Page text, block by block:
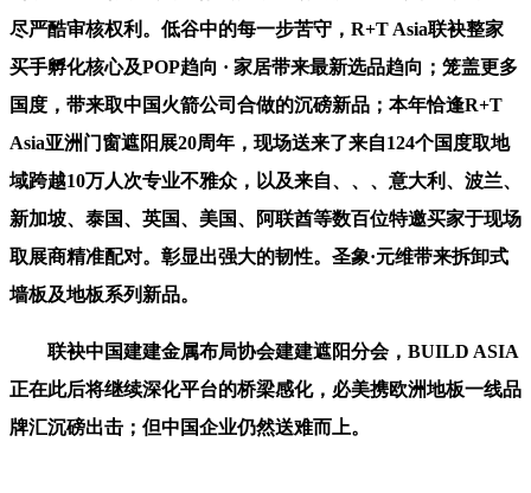
尽严酷审核权利。低谷中的每一步苦守，R+T Asia联袂整家
买手孵化核心及POP趋向 · 家居带来最新选品趋向；笼盖更多
国度，带来取中国火箭公司合做的沉磅新品；本年恰逢R+T
Asia亚洲门窗遮阳展20周年，现场送来了来自124个国度取地
域跨越10万人次专业不雅众，以及来自、、、意大利、波兰、
新加坡、泰国、英国、美国、阿联酋等数百位特邀买家于现场
取展商精准配对。彰显出强大的韧性。圣象·元维带来拆卸式
墙板及地板系列新品。
联袂中国建建金属布局协会建建遮阳分会，BUILD ASIA
正在此后将继续深化平台的桥梁感化，必美携欧洲地板一线品
牌汇沉磅出击；但中国企业仍然送难而上。